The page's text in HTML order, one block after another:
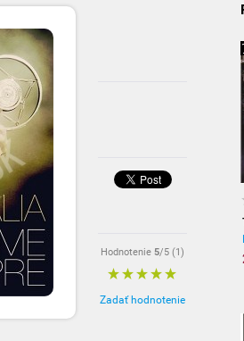
Hodnotenie 5/5 (1)
Zadať hodnotenie